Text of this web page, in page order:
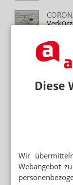
Diese
Wir
Webangebot
Neuere